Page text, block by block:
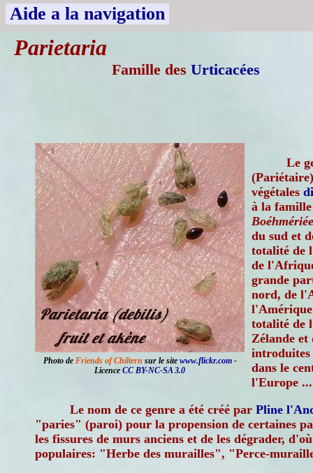
Aide a la navigation
Parietaria
Famille des Urticacées
Photo de Friends of Chiltern sur le site www.flickr.com-
Licence CC BY-NC-SA 3.0
Le
végétales
à la famille
du sud et
totalité de
de
grande
nord, de
totalité de
Zélande et
introduites
dans le
l'Europe
Le nom de ce genre a été créé par Pline
"paries" (paroi) pour la propension de certaines
les fissures de murs anciens et de les dégrader,
populaires: "Herbe des murailles", "Perce-